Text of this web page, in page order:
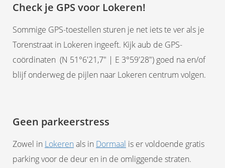
Check je GPS voor Lokeren!
Sommige GPS-toestellen sturen je net iets te ver als je
Torenstraat in Lokeren ingeeft. Kijk aub de GPS-
coördinaten (N 51°6'21,7" | E 3°59'28") goed na en/of
blijf onderweg de pijlen naar Lokeren centrum volgen.
Geen parkeerstress
Zowel in Lokeren als in Dormaal is er voldoende gratis
parking voor de deur en in de omliggende straten.